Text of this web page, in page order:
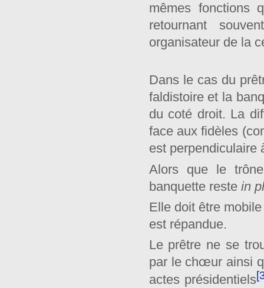
mêmes fonctions
retournant
organisateur de la
Dans le cas du
faldistoire et la
du coté droit. La
face aux fidèles
est perpendiculaire
Alors que le
banquette reste in
Elle doit être
est répandue.
Le prêtre ne se
par le chœur ainsi
actes présidentiels